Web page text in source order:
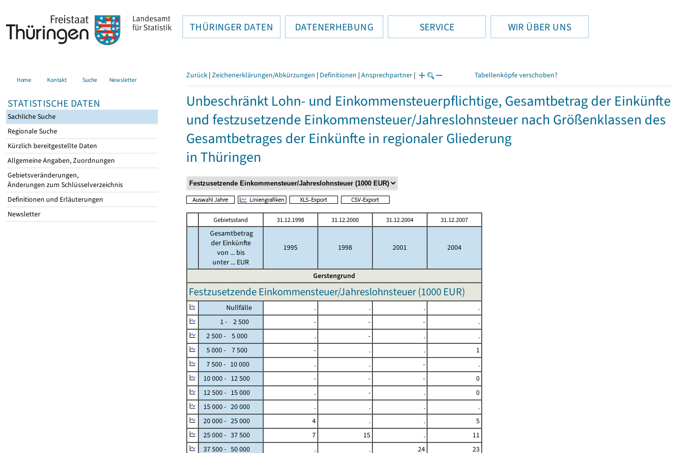
THÜRINGER DATEN DATENERHEBUNG SERVICE WIR ÜBER UNS
Home Kontakt Suche Newsletter
STATISTISCHE DATEN
Sachliche Suche
Regionale Suche
Kürzlich bereitgestellte Daten
Allgemeine Angaben, Zuordnungen
Gebietsveränderungen,
Änderungen zum Schlüsselverzeichnis
Definitionen und Erläuterungen
Newsletter
Zurück | Zeichenerklärungen/Abkürzungen | Definitionen | Ansprechpartner | Tabellenköpfe verschoben?
Unbeschränkt Lohn- und Einkommensteuerpflichtige, Gesamtbetrag der Einkünfte
und festzusetzende Einkommensteuer/Jahreslohnsteuer nach Größenklassen des
Gesamtbetrages der Einkünfte in regionaler Gliederung
in Thüringen
Gebietsstand 31.12.1998 31.12.2000 31.12.2004 31.12.2007
Gesamtbetrag
der Einkünfte
von ... bis
unter ... EUR
1995 1998 2001 2004
Gerstengrund
Festzusetzende Einkommensteuer/Jahreslohnsteuer (1000 EUR)
Nullfälle . . .
.
1 - 2 500
- - -
.
2 500 - 5 000
. - .
.
5 000 - 7 500
- . .
1
7 500 - 10 000
. . -
.
10 000 - 12 500
- - -
0
12 500 - 15 000
. - .
0
15 000 - 20 000
. . .
.
20 000 - 25 000
4 . .
5
25 000 - 37 500
7 15 .
11
37 500 - 50 000
. . 24 23